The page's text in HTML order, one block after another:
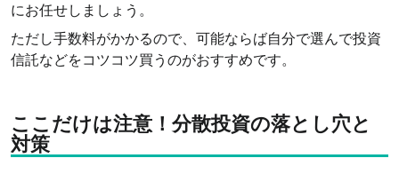
にお任せしましょう。
ただし手数料がかかるので、可能ならば自分で選んで投資
信託などをコツコツ買うのがおすすめです。
ここだけは注意！分散投資の落とし穴と
対策